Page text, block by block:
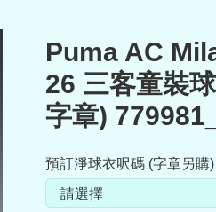
Puma AC
26 三客童裝
字章)
預訂淨球衣呎碼 (字章另購